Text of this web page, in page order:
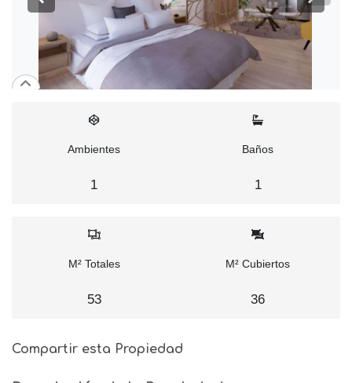
Ambientes
1
Baños
1
M² Totales
53
M² Cubiertos
36
Compartir esta Propiedad